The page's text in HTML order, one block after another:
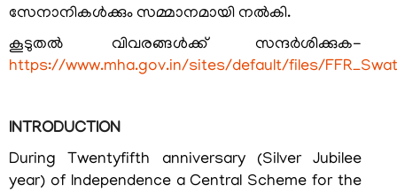
സേനാനികള്‍ക്കും സമ്മാനമായി നല്‍കി.
കൂടുതല്‍ വിവരങ്ങള്‍ക്ക് സന്ദര്‍ശിക്കുക-
https://www.mha.gov.in/sites/default/files/
INTRODUCTION
During Twentyfifth anniversary (Silver Jubilee
year) of Independence a Central Scheme for the